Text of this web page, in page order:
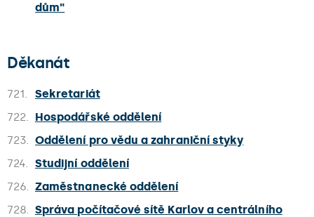
dům"
Děkanát
721.
Sekretariát
722. Hospodářské oddělení
723. Oddělení pro vědu a zahraniční styky
724. Studijní oddělení
726. Zaměstnanecké oddělení
728. Správa počítačové sítě Karlov a centrálního